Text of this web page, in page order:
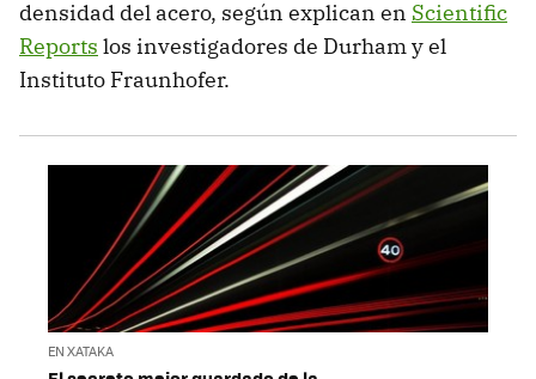
densidad del acero, según explican en Scientific
Reports los investigadores de Durham y el
Instituto Fraunhofer.
EN XATAKA